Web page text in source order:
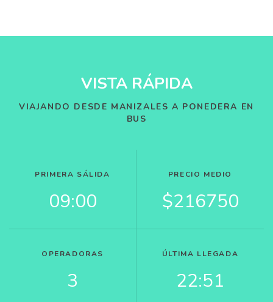
VISTA RÁPIDA
VIAJANDO DESDE MANIZALES A PONEDERA EN
BUS
PRIMERA SÁLIDA
09:00
PRECIO MEDIO
$216750
OPERADORAS
3
ÚLTIMA LLEGADA
22:51